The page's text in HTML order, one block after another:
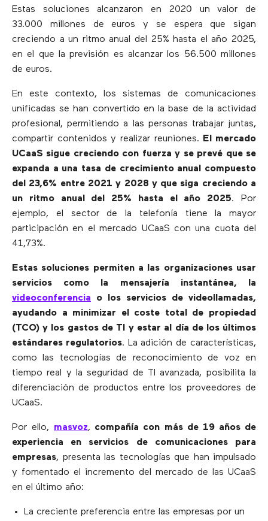
Estas soluciones alcanzaron en 2020 un valor de
33.000 millones de euros y se espera que sigan
creciendo a un ritmo anual del 25% hasta el año 2025,
en el que la previsión es alcanzar los 56.500 millones
de euros.
En este contexto, los sistemas de comunicaciones
unificadas se han convertido en la base de la actividad
profesional, permitiendo a las personas trabajar juntas,
compartir contenidos y realizar reuniones.
El mercado
UCaaS sigue creciendo con fuerza y se prevé que se
expanda a una tasa de crecimiento anual compuesto
del 23,6% entre 2021 y 2028 y que siga creciendo a
un ritmo anual del 25% hasta el año 2025. Por
ejemplo, el sector de la telefonía tiene la mayor
participación en el mercado UCaaS con una cuota del
41,73%.
Estas soluciones permiten a las organizaciones usar
servicios como la mensajería instantánea, la
videoconferencia o los servicios de videollamadas,
ayudando a minimizar el coste total de propiedad
(TCO) y los gastos de TI y estar al día de los últimos
estándares regulatorios. La adición de características,
como las tecnologías de reconocimiento de voz en
tiempo real y la seguridad de TI avanzada, posibilita la
diferenciación de productos entre los proveedores de
UCaaS.
Por ello, masvoz, compañía con más de 19 años de
experiencia en servicios de comunicaciones para
empresas, presenta las tecnologías que han impulsado
y fomentado el incremento del mercado de las UCaaS
en el último año:
La creciente preferencia entre las empresas por un